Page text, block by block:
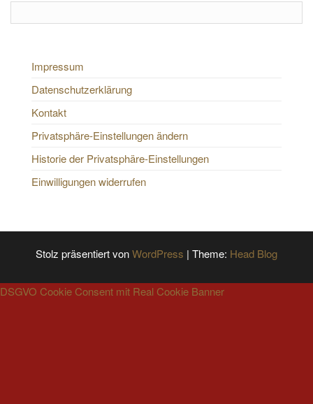
Impressum
Datenschutzerklärung
Kontakt
Privatsphäre-Einstellungen ändern
Historie der Privatsphäre-Einstellungen
Einwilligungen widerrufen
Stolz präsentiert vonWordPress | Theme: Head Blog
DSGVO Cookie Consent mit Real Cookie Banner